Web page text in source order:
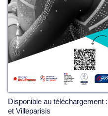
Disponible au téléchargement : les dossiers définitifs de Chelles
et Villeparisis